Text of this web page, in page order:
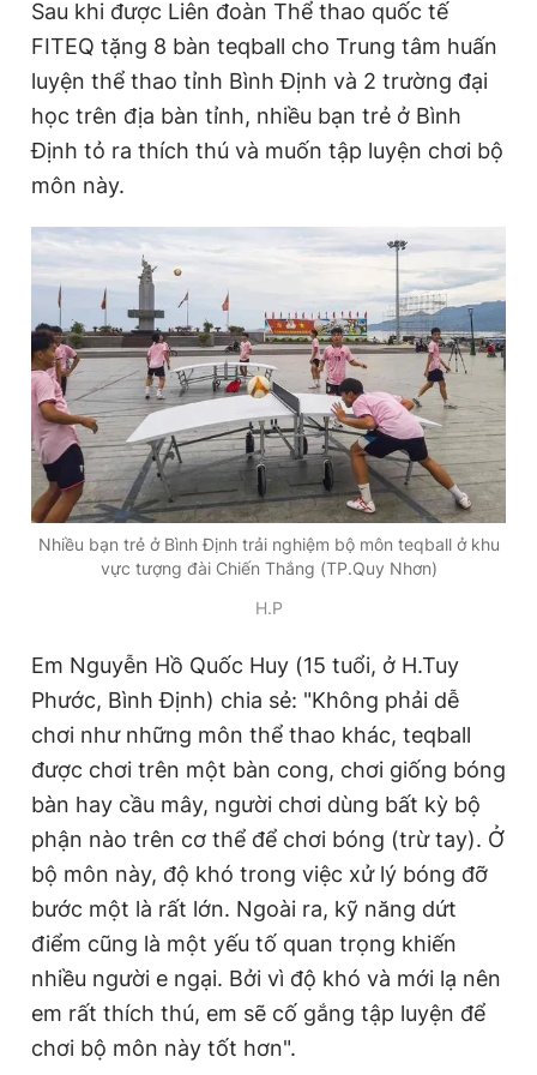
Sau khi được Liên đoàn Thể thao quốc tế
FITEQ tặng 8 bàn teqball cho Trung tâm huấn
luyện thể thao tỉnh Bình Định và 2 trường đại
học trên địa bàn tỉnh, nhiều bạn trẻ ở Bình
Định tỏ ra thích thú và muốn tập luyện chơi bộ
môn này.
Nhiều bạn trẻ ở Bình Định trải nghiệm bộ môn teqball ở khu
vực tượng đài Chiến Thắng (TP.Quy Nhơn)
H.P
Em Nguyễn Hồ Quốc Huy (15 tuổi, ở H.Tuy
Phước, Bình Định) chia sẻ: "Không phải dễ
chơi như những môn thể thao khác, teqball
được chơi trên một bàn cong, chơi giống bóng
bàn hay cầu mây, người chơi dùng bất kỳ bộ
phận nào trên cơ thể để chơi bóng (trừ tay). Ở
bộ môn này, độ khó trong việc xử lý bóng đỡ
bước một là rất lớn. Ngoài ra, kỹ năng dứt
điểm cũng là một yếu tố quan trọng khiến
nhiều người e ngại. Bởi vì độ khó và mới lạ nên
em rất thích thú, em sẽ cố gắng tập luyện để
chơi bộ môn này tốt hơn".